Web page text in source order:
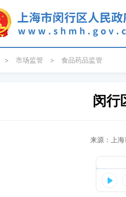
> 市场监管 > 食品药品监管
闵行
来源：上